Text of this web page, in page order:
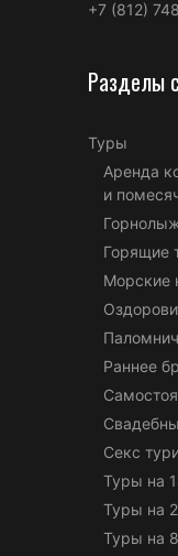
+7 (812)
Разделы
Туры
Аренда
и
Горящие
Морские
Раннее
Секс
Туры на
Туры на
Туры на